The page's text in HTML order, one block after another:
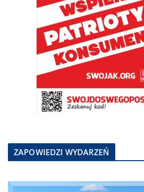
ZAPOWIEDZI WYDARZEŃ